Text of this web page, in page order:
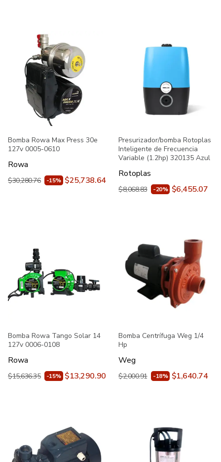
Bomba Rowa Max Press 30e
127v 0005-0610
Rowa
$30,280.76 -15% $25,738.64
Presurizador/bomba Rotoplas
Inteligente de Frecuencia
Variable (1.2hp) 320135 Azul
Rotoplas
$8,068.83 -20% $6,455.07
Bomba Rowa Tango Solar 14
127v 0006-0108
Rowa
$15,636.35 -15% $13,290.90
Bomba Centrífuga Weg 1/4
Hp
Weg
$2,000.91 -18% $1,640.74